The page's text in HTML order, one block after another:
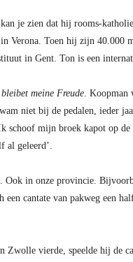
je zien dat hij rooms-
Verona. Toen hij zijn 40.000
in Gent. Ton is een
bleibet meine Freude. Koopman
niet bij de pedalen, ieder
schoof mijn broek kapot op
al geleerd’.
Ook in onze provincie.
cantate van pakweg een
Zwolle vierde, speelde hij de